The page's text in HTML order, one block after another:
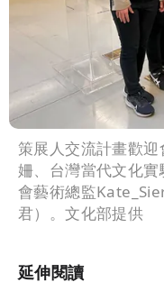
策展人交流計畫歡
姍、台灣當代文化
會藝術總監
君）。文化部提供
延伸閱讀